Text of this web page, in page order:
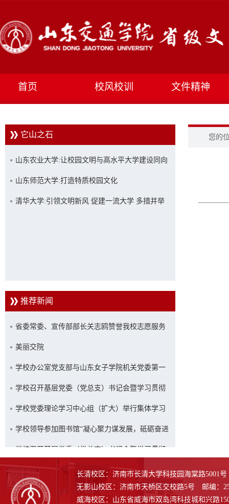
首页 校风校训 文件精神
它山之石
山东农业大学:让校园文明与高水平大学建设同向
同行
山东师范大学:打造特质校园文化
清华大学:引领文明新风 促建一流大学 多措并举
推荐新闻
省委常委、宣传部部长关志鸥赞誉我校志愿服务
工作
美丽交院
学校办公室党支部与山东女子学院机关党委第一
党支部联合开展主题党日活动
学校召开基层党委（党总支）书记会暨学习贯彻
习近平新时代中国特色社会主义思想主题教育推
进会
学校党委理论学习中心组（扩大）举行集体学习
学校领导参加图书馆“凝心聚力谋发展，砥砺奋进
新征程”主题活动
学校召开基层党委（党总支）书记会暨学习贯彻
习近平新时代中国特色社会主义思想主题教育推
进会
学校党委学习贯彻习近平新时代中国特色社会主
义思想主题教育领导小组（扩大）会议召开
您的
长清校区：济南市长清大学科技园海棠路5001号
无影山校区：济南市天桥区交校路5号 邮编：
威海校区：山东省威海市双岛湾科技城和兴路